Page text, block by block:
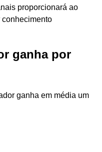
proporcionará ao
conhecimento
ganha por
ganha em média um